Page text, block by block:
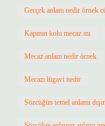
Gerçek anlam nedir örnek
Kapının kolu mecaz mı
Mecaz anlam nedir örnek
Mecazı lügavi nedir
Sözcüğün temel anlamı